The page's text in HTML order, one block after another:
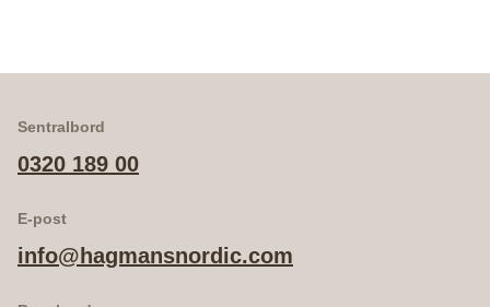
Sentralbord
0320 189 00
E-post
info@hagmansnordic.com